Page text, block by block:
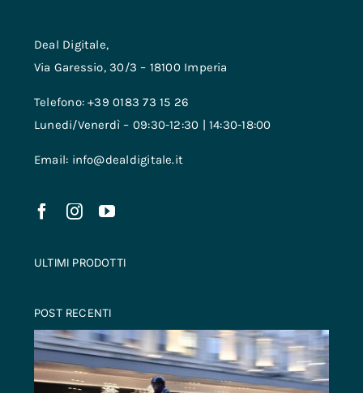
Deal Digitale,
Via Garessio, 30/3 – 18100 Imperia
Telefono: +39 0183 73 15 26
Lunedi/Venerdì – 09:30-12:30 | 14:30-18:00
Email: info@dealdigitale.it
ULTIMI PRODOTTI
POST RECENTI